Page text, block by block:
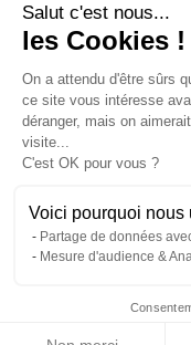
Agence Graffocean
16 rue Boucaud
Tel : 02.51.35.81.14
Mail :
Salut c'est nous...
les Cookies !
On a attendu d'être sûrs
ce site vous intéresse
déranger, mais on
visite...
C'est OK pour vous ?
Voici pourquoi nous
Partage de données
Mesure d'audience &